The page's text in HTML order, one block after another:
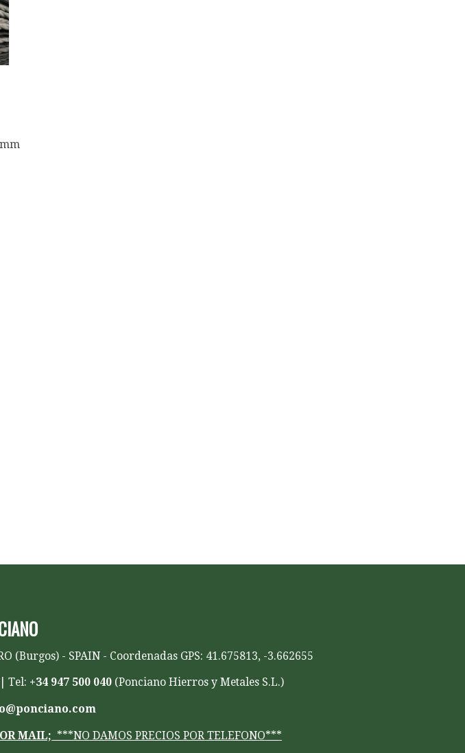
(Burgos) - SPAIN - Coordenadas GPS: 41.675813, -3.662655
Tel: +34 947 500 040 (Ponciano Hierros y Metales S.L.)
MAIL; ***NO DAMOS PRECIOS POR TELEFONO***